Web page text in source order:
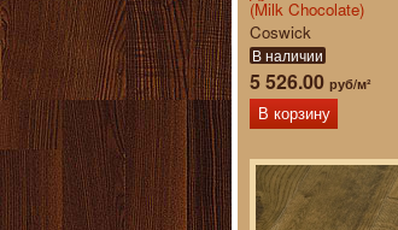
(Milk Chocolate)
Coswick
В наличии
5 526.00 руб/м²
В корзину